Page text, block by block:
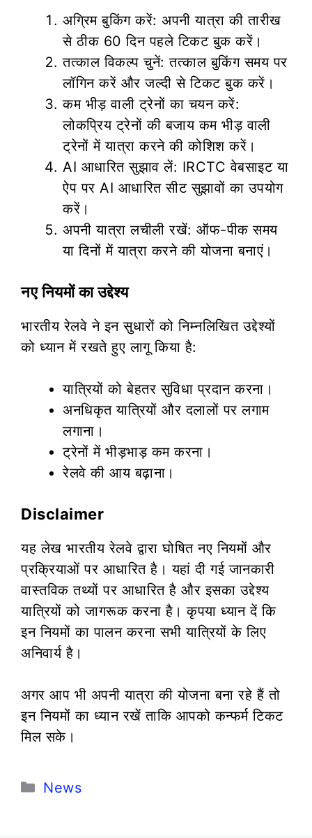
अग्रिम बुकिंग करें: अपनी यात्रा की तारीख
से ठीक 60 दिन पहले टिकट बुक करें।
तत्काल विकल्प चुनें: तत्काल बुकिंग समय पर
लॉगिन करें और जल्दी से टिकट बुक करें।
कम भीड़ वाली ट्रेनों का चयन करें:
लोकप्रिय ट्रेनों की बजाय कम भीड़ वाली
ट्रेनों में यात्रा करने की कोशिश करें।
AI आधारित सुझाव लें: IRCTC वेबसाइट या
ऐप पर AI आधारित सीट सुझावों का उपयोग
करें।
अपनी यात्रा लचीली रखें: ऑफ-पीक समय
या दिनों में यात्रा करने की योजना बनाएं।
नए नियमों का उद्देश्य
भारतीय रेलवे ने इन सुधारों को निम्नलिखित उद्देश्यों
को ध्यान में रखते हुए लागू किया है:
यात्रियों को बेहतर सुविधा प्रदान करना।
अनधिकृत यात्रियों और दलालों पर लगाम
लगाना।
ट्रेनों में भीड़भाड़ कम करना।
रेलवे की आय बढ़ाना।
Disclaimer
यह लेख भारतीय रेलवे द्वारा घोषित नए नियमों और
प्रक्रियाओं पर आधारित है। यहां दी गई जानकारी
वास्तविक तथ्यों पर आधारित है और इसका उद्देश्य
यात्रियों को जागरूक करना है। कृपया ध्यान दें कि
इन नियमों का पालन करना सभी यात्रियों के लिए
अनिवार्य है।
अगर आप भी अपनी यात्रा की योजना बना रहे हैं तो
इन नियमों का ध्यान रखें ताकि आपको कन्फर्म टिकट
मिल सके।
Categories
News